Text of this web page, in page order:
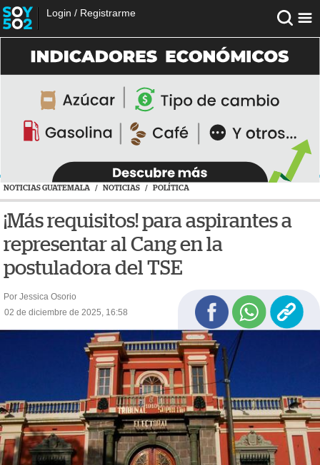
Login / Registrarme
NOTICIAS GUATEMALA / NOTICIAS / POLÍTICA
¡Más requisitos! para aspirantes a
representar al Cang en la
postuladora del TSE
Por Jessica Osorio
02 de diciembre de 2025, 16:58